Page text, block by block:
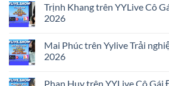
on
Lý
Dũng
Trải
Nghiệm
Livestream
Trịnh Khang trên YYLive Cô
2026
on
Trịnh
Khang
Cô
Mai Phúc trên Yylive Trải
2026
on
Phan Huy trên YYLive Cô